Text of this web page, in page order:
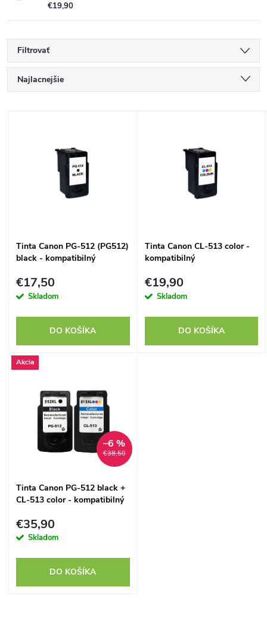
€19,90
Filtrovať
R
e
p
o
d
o
v
Najlacnejšie
s
p
d
o
v
Tinta Canon PG-512 (PG512)
black - kompatibilný
€17,50
Skladom
DO KOŠÍKA
Tinta Canon CL-513 color -
kompatibilný
€19,90
Skladom
DO KOŠÍKA
Akcia
€38,50
–6 %
Tinta Canon PG-512 black +
CL-513 color - kompatibilný
€35,90
Skladom
DO KOŠÍKA